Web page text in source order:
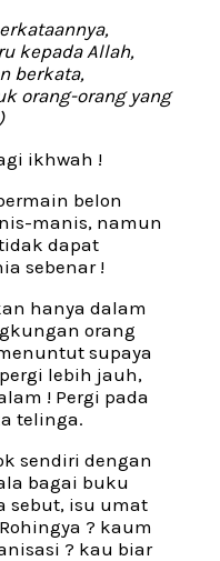
kepada Allah,
berkata,
orang-orang yang
ikhwah !
belon
manis, namun
dapat
sebenar !
hanya dalam
orang
supaya
lebih jauh,
! Pergi pada
telinga.
sendiri dengan
bagai buku
sebut, isu umat
? kaum
? kau biar